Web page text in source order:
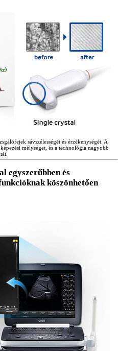
sávszélességét és érzékenységét. A
mélységet, és a technológia nagyobb
egyszerűbben és
köszönhetően